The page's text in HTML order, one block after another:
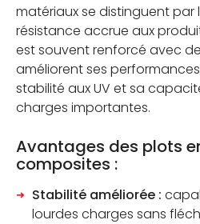
matériaux se distinguent par
résistance accrue aux
est souvent renforcé avec
améliorent ses
stabilité aux UV et sa
charges importantes.
Avantages des plots
composites :
Stabilité améliorée :
lourdes charges sans